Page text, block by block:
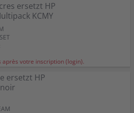
ersetzt HP
KCMY
après votre inscription (login).
ersetzt HP
noir